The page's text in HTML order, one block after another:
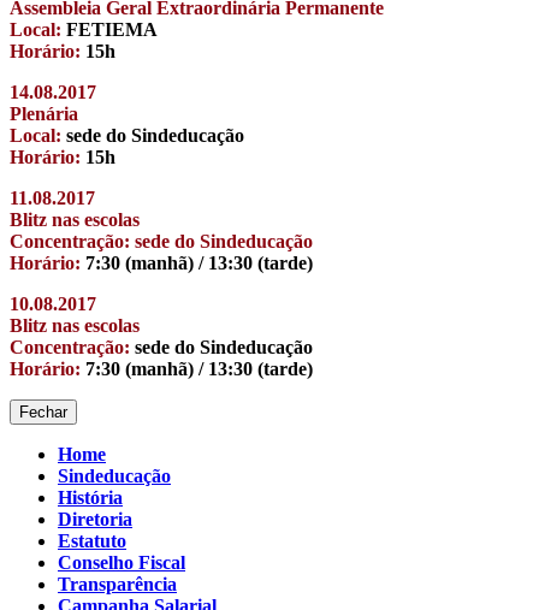
Assembleia Geral Extraordinária Permanente
Local: FETIEMA
Horário: 15h
14.08.2017
Plenária
Local: sede do Sindeducação
Horário: 15h
11.08.2017
Blitz nas escolas
Concentração: sede do Sindeducação
Horário: 7:30 (manhã) / 13:30 (tarde)
10.08.2017
Blitz nas escolas
Concentração: sede do Sindeducação
Horário: 7:30 (manhã) / 13:30 (tarde)
Fechar
Home
Sindeducação
História
Diretoria
Estatuto
Conselho Fiscal
Transparência